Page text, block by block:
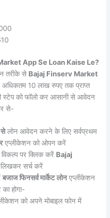
App Se Loan Kaise Le?
तरीके से Bajaj Finserv Market
10 लाख रुपए तक प्राप्त
स्टेप को फॉलो कर आसानी से आवेदन
से-
लोन आवेदन करने के लिए सर्वप्रथम
एप्लीकेशन को ओपन करें
विकल्प पर क्लिक करें Bajaj
लिखकर सर्च करें
बजाज फिनसर्व मार्केट लोनएप्लीकेशन
होगा-
को अपने मोबाइल फोन में